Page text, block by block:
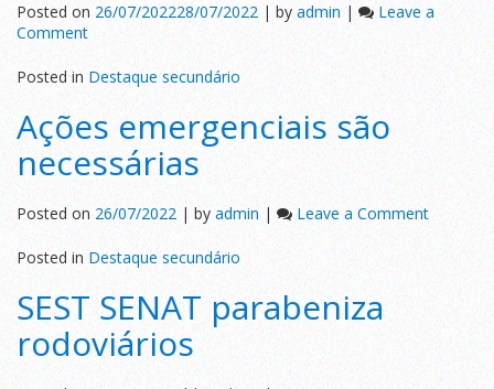
Posted on 26/07/202228/07/2022 |by admin|
Leave a
Commenton
Ecoponte
parabeniza
rodoviários
Posted in Destaque secundário
Ações emergenciais são
necessárias
Posted on26/07/2022|byadmin | Leave a Commenton
Ações
são
Posted inDestaque secundário
SEST SENAT parabeniza
rodoviários